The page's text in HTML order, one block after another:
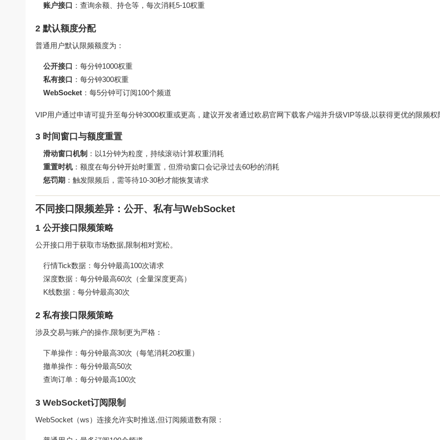
账户接口 ：查询余额、持仓等，每次消耗5-10权重
2 默认额度分配
普通用户默认限频额度为：
公开接口 ：每分钟1000权重
私有接口 ：每分钟300权重
WebSocket ：每5分钟可订阅100个频道
VIP用户通过申请可提升至每分钟3000权重或更高，建议开发者通过欧易官网下载客户端并升级VIP等级,以获得更优的限频权
3 时间窗口与额度重置
滑动窗口机制 ：以1分钟为粒度，持续滚动计算权重消耗
重置时机：额度在每分钟开始时重置，但滑动窗口会记录过去60秒的消耗
惩罚期 ：触发限频后，需等待10-30秒才能恢复请求
不同接口限频差异：公开、私有与WebSocket
1 公开接口限频策略
公开接口用于获取市场数据,限制相对宽松。
行情Tick数据：每分钟最高100次请求
深度数据：每分钟最高60次（全量深度更高）
K线数据：每分钟最高30次
2 私有接口限频策略
涉及交易与账户的操作,限制更为严格：
下单操作：每分钟最高30次（每笔消耗20权重）
撤单操作：每分钟最高50次
查询订单：每分钟最高100次
3 WebSocket订阅限制
WebSocket（ws）连接允许实时推送,但订阅频道数有限：